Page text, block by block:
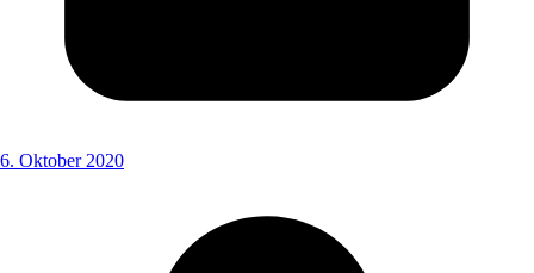
6. Oktober 2020